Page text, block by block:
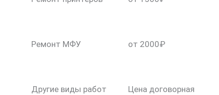
Ремонт МФУ от 2000₽
Другие виды работ Цена договорная